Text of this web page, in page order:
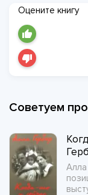
Оцените книгу
Советуем